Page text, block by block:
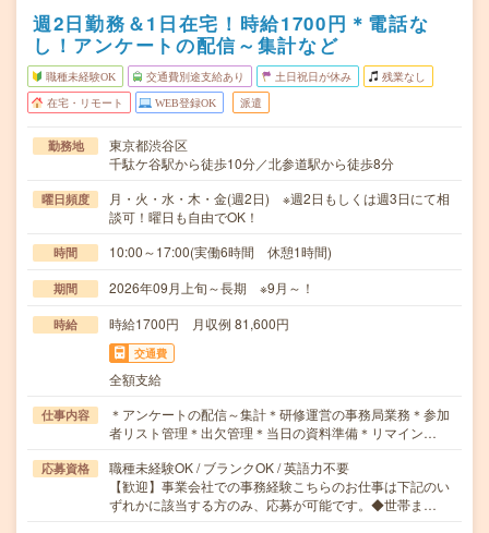
週2日勤務＆1日在宅！時給1700円＊電話な
し！アンケートの配信～集計など
職種未経験OK 交通費別途支給あり 土日祝日が休み 残業なし
在宅・リモート WEB登録OK 派遣
勤務地
東京都渋谷区
千駄ケ谷駅から徒歩10分／北参道駅から徒歩8分
曜日頻度
月・火・水・木・金(週2日) ※週2日もしくは週3日にて相
談可！曜日も自由でOK！
時間 10:00～17:00(実働6時間 休憩1時間)
期間 2026年09月上旬～長期 ※9月～！
時給 時給1700円 月収例 81,600円
交通費
全額支給
仕事内容
＊アンケートの配信～集計＊研修運営の事務局業務＊参加
者リスト管理＊出欠管理＊当日の資料準備＊リマイン…
応募資格
職種未経験OK / ブランクOK / 英語力不要
【歓迎】事業会社での事務経験こちらのお仕事は下記のい
ずれかに該当する方のみ、応募が可能です。◆世帯ま…